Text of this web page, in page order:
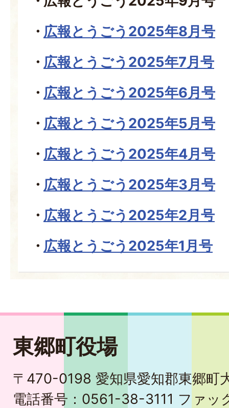
広報とうごう2025年8月号
広報とうごう2025年7月号
広報とうごう2025年6月号
広報とうごう2025年5月号
広報とうごう2025年4月号
広報とうごう2025年3月号
広報とうごう2025年2月号
広報とうごう2025年1月号
東郷町役場
〒470-0198 愛知県愛知郡東郷町
電話番号：0561-38-3111 ファ